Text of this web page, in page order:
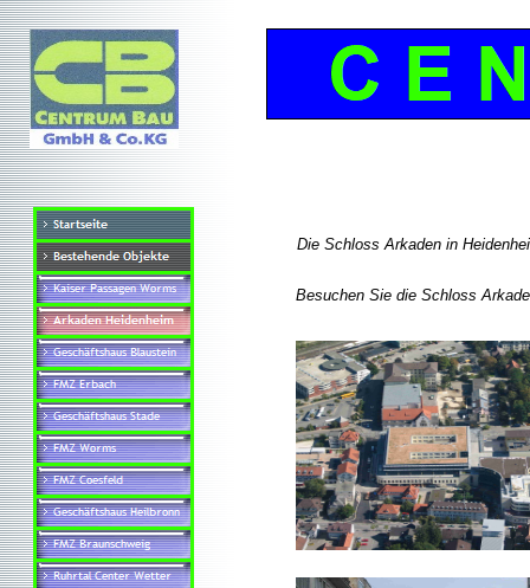
Die Schloss Arkaden in
Besuchen Sie die Schloss